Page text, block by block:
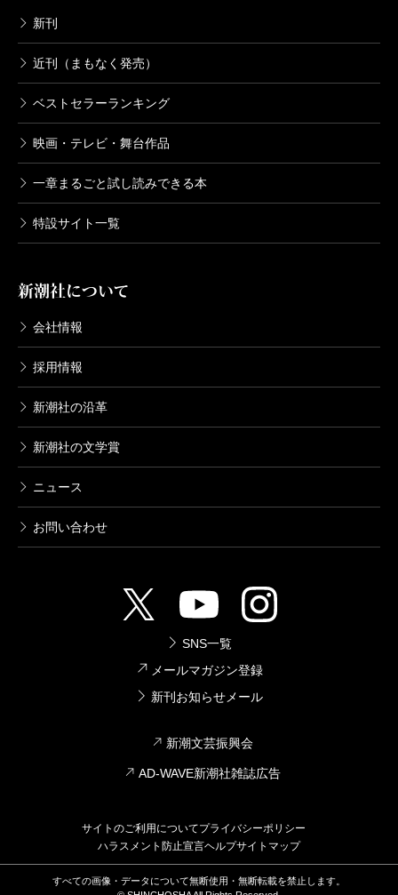
新刊
近刊（まもなく発売）
ベストセラーランキング
映画・テレビ・舞台作品
一章まるごと試し読みできる本
特設サイト一覧
新潮社について
会社情報
採用情報
新潮社の沿革
新潮社の文学賞
ニュース
お問い合わせ
SNS一覧
メールマガジン登録
新刊お知らせメール
新潮文芸振興会
AD-WAVE新潮社雑誌広告
サイトのご利用についてプライバシーポリシー
ハラスメント防止宣言ヘルプサイトマップ
すべての画像・データについて無断使用・無断転載を禁止します。